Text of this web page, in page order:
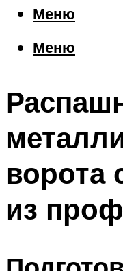
Меню
Меню
ворота
из